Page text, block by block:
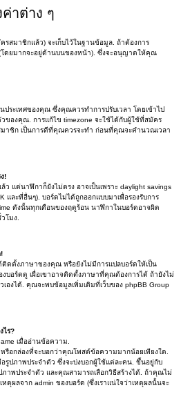
าต่าง ๆ
มาชิกแล้ว) จะเก็บไว้ในฐานข้อมูล. ถ้าต้องการ
ดยมากจะอยู่ด้านบนของหน้า). ซึ่งจะอนุญาตให้คุณ
ระเทศของคุณ ซึ่งคุณควรทำการปรับเวลา โดยเข้าไป
ของคุณ. การแก้ไข timezone จะใช้ได้กับผู้ใช้ที่สมัคร
าชิก เป็นการดีที่คุณควรจะทำ ก่อนที่คุณจะคำนวณเวลา
!
แต่นาฬิกาก็ยังไม่ตรง อาจเป็นเพราะ daylight savings
และที่อื่นๆ). บอร์ดไม่ได้ถูกออกแบบมาเพื่อรองรับการ
ดังนั้นทุกเดือนของฤดูร้อน นาฬิกาในบอร์ดอาจผิด
โมง.
ติดตั้งภาษาของคุณ หรือยังไม่มีการแปลบอร์ดให้เป็น
บอร์ดดู เผื่อเขาอาจติดตั้งภาษาที่คุณต้องการได้ ถ้ายังไม่
งได้. คุณจะพบข้อมูลเพิ่มเติมที่เว็บของ phpBB Group
ไร?
เมื่ออ่านข้อความ.
รือกล่องที่จะบอกว่าคุณโพสต์ข้อความมากน้อยเพียงใด.
ปภาพประจำตัว ซึ่งจะบ่งบอกผู้ใช้แต่ละคน. ขึ้นอยู่กับ
ภาพประจำตัว และคุณสามารถเลือกวิธีสร้างได้. ถ้าคุณไม่
ตุผลจาก admin ของบอร์ด (ซึ่งเราแน่ใจว่าเหตุผลนั้นจะ